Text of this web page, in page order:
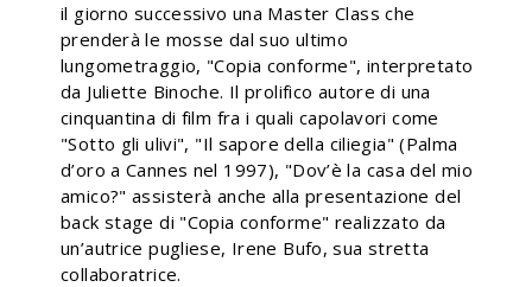
il giorno successivo una Master Class che
prenderà le mosse dal suo ultimo
lungometraggio, "Copia conforme", interpretato
da Juliette Binoche. Il prolifico autore di una
cinquantina di film fra i quali capolavori come
"Sotto gli ulivi", "Il sapore della ciliegia" (Palma
d’oro a Cannes nel 1997), "Dov’è la casa del mio
amico?" assisterà anche alla presentazione del
back stage di "Copia conforme" realizzato da
un’autrice pugliese, Irene Bufo, sua stretta
collaboratrice.